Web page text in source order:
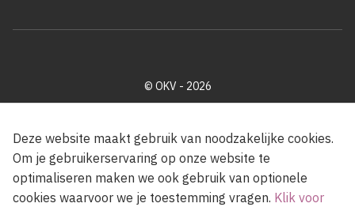
© OKV - 2026
Met steun van de Vlaamse Gemeenschap
Deze website maakt gebruik van noodzakelijke cookies.
Om je gebruikerservaring op onze website te
optimaliseren maken we ook gebruik van optionele
cookies waarvoor we je toestemming vragen. Klik voor